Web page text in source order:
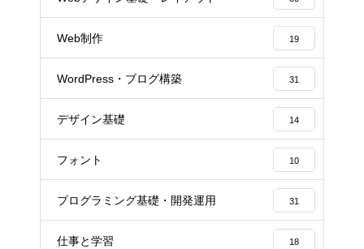
Web制作 19
WordPress・ブログ構築 31
デザイン基礎 14
フォント 10
プログラミング基礎・開発運用 31
仕事と学習 18